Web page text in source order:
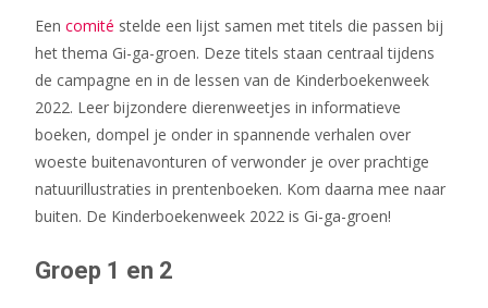
Een comité stelde een lijst samen met titels die passen bij
het thema Gi-ga-groen. Deze titels staan centraal tijdens
de campagne en in de lessen van de Kinderboekenweek
2022. Leer bijzondere dierenweetjes in informatieve
boeken, dompel je onder in spannende verhalen over
woeste buitenavonturen of verwonder je over prachtige
natuurillustraties in prentenboeken. Kom daarna mee naar
buiten. De Kinderboekenweek 2022 is Gi-ga-groen!
Groep 1 en 2